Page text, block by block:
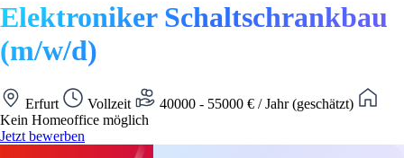
Elektroniker Schaltschrankbau
(m/w/d)
Erfurt Vollzeit
40000 - 55000 € / Jahr (geschätzt)
Kein Homeoffice möglich
Jetzt bewerben